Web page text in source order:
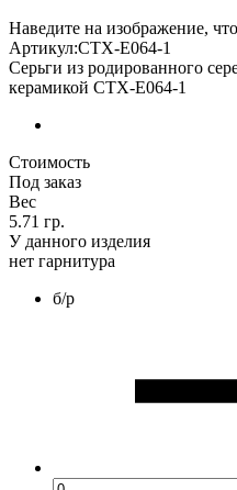
Наведите на изображение,
Артикул:CTX-E064-1
Серьги из родированного
керамикой CTX-E064-1
Стоимость
Под заказ
Вес
5.71 гр.
У данного изделия
нет гарнитура
б/р